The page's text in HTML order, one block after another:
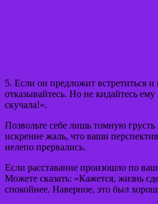
5. Если он предложит встретиться и
отказывайтесь. Но не кидайтесь
скучала!».
Позвольте себе лишь томную
искренне жаль, что ваши
нелепо прервались.
Если расставание произошло по
Можете сказать: «Кажется, жизнь
спокойнее. Наверное, это был